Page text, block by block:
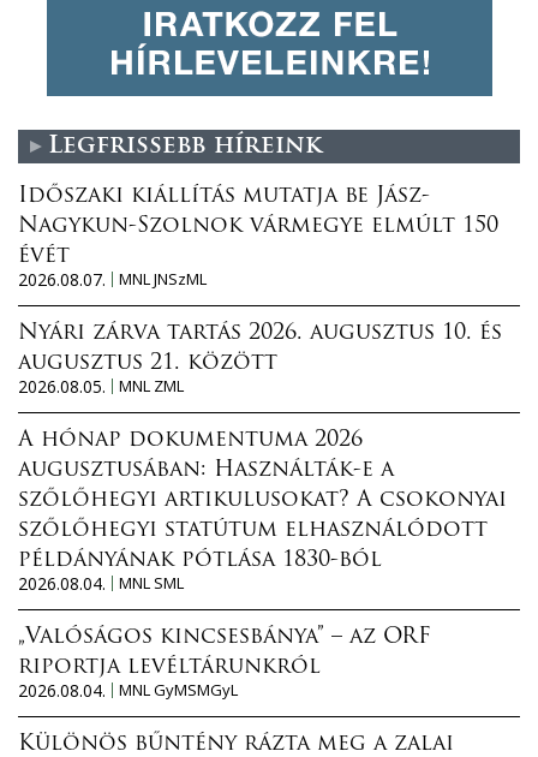
Legfrissebb híreink
Időszaki kiállítás mutatja be Jász-
Nagykun-Szolnok vármegye elmúlt 150
évét
2026.08.07.
MNL JNSzML
Nyári zárva tartás 2026. augusztus 10. és
augusztus 21. között
2026.08.05.
MNL ZML
A hónap dokumentuma 2026
augusztusában: Használták-e a
szőlőhegyi artikulusokat? A csokonyai
szőlőhegyi statútum elhasználódott
példányának pótlása 1830-ból
2026.08.04.
MNL SML
„Valóságos kincsesbánya” – az ORF
riportja levéltárunkról
2026.08.04.
MNL GyMSMGyL
Különös bűntény rázta meg a zalai